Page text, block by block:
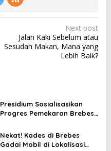
Next post
Jalan Kaki Sebelum atau
Sesudah Makan, Mana yang
Lebih Baik?
Presidium Sosialisasikan
Progres Pemekaran Brebes
Pansus DPRD Jateng Jadi
Tahap Berikutnya
Nekat! Kades di Brebes
Gadai Mobil di Lokalisasi